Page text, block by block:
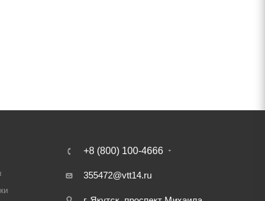
+8 (800) 100-4666
355472@vtt14.ru